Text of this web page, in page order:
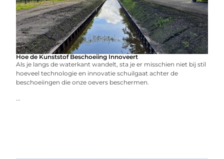
Hoe de Kunststof Beschoeiing Innoveert
Als je langs de waterkant wandelt, sta je er misschien niet bij stil
hoeveel technologie en innovatie schuilgaat achter de
beschoeiingen die onze oevers beschermen.
...